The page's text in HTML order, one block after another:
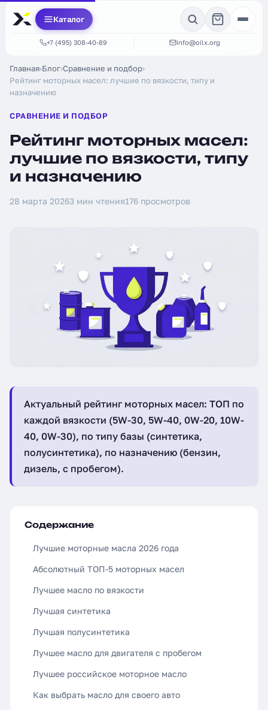
Каталог
+7 (495) 308-40-89 info@oilx.org
Главная›Блог›Сравнение и подбор›
Рейтинг моторных масел: лучшие по вязкости, типу и
назначению
СРАВНЕНИЕ И ПОДБОР
Рейтинг моторных масел:
лучшие по вязкости, типу
и назначению
28 марта 20263 мин чтения176 просмотров
Актуальный рейтинг моторных масел: ТОП по
каждой вязкости (5W-30, 5W-40, 0W-20, 10W-
40, 0W-30), по типу базы (синтетика,
полусинтетика), по назначению (бензин,
дизель, с пробегом).
Содержание
Лучшие моторные масла 2026 года
Абсолютный ТОП-5 моторных масел
Лучшее масло по вязкости
Лучшая синтетика
Лучшая полусинтетика
Лучшее масло для двигателя с пробегом
Лучшее российское моторное масло
Как выбрать масло для своего авто